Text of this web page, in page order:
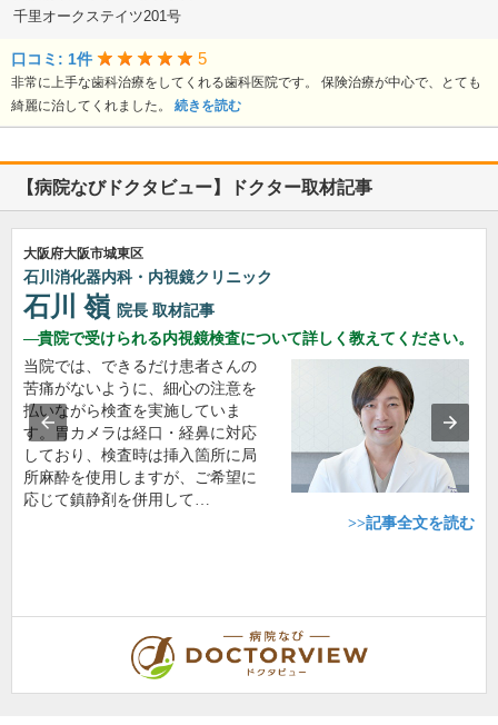
千里オークステイツ201号
口コミ: 1件 5
非常に上手な歯科治療をしてくれる歯科医院です。 保険治療が中心で、とても
綺麗に治してくれました。 続きを読む
【病院なびドクタビュー】ドクター取材記事
大阪府大阪市城東区
石川消化器内科・内視鏡クリニック
石川 嶺 院長 取材記事
貴院で受けられる内視鏡検査について詳しく教えてください。
当院では、できるだけ患者さんの
苦痛がないように、細心の注意を
払いながら検査を実施していま
す。胃カメラは経口・経鼻に対応
しており、検査時は挿入箇所に局
所麻酔を使用しますが、ご希望に
応じて鎮静剤を併用して…
>>記事全文を読む